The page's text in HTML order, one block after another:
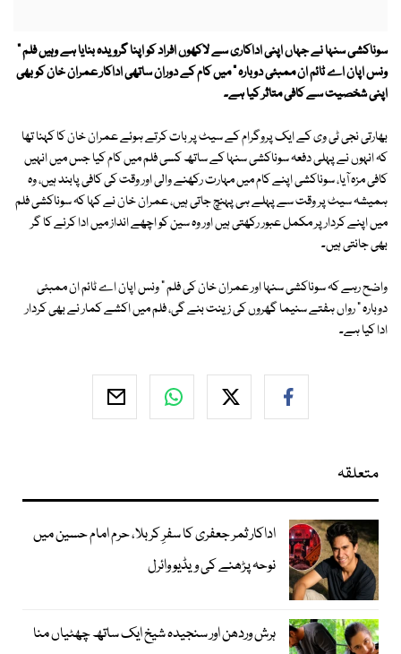
سوناکشی سنہا نے جہاں اپنی اداکاری سے لاکھوں افراد کو اپنا گرویدہ بنایا ہے وہیں فلم "
ونس اپان اے ٹائم ان ممبئی دوبارہ " میں کام کے دوران ساتھی اداکار عمران خان کو بھی
اپنی شخصیت سے کافی متاثر کیا ہے۔
بھارتی نجی ٹی وی کے ایک پروگرام کے سیٹ پر بات کرتے ہوئے عمران خان کا کہنا تھا
کہ انہوں نے پہلی دفعہ سوناکشی سنہا کے ساتھ کسی فلم میں کام کیا جس میں انہیں
کافی مزہ آیا، سوناکشی اپنے کام میں مہارت رکھنے والی اور وقت کی کافی پابند ہیں، وہ
ہمیشہ سیٹ پر وقت سے پہلے ہی پہنچ جاتی ہیں، عمران خان نے کہا کہ سوناکشی فلم
میں اپنے کردار پر مکمل عبور رکھتی ہیں اور وہ سین کو اچھے انداز میں ادا کرنے کا گر
بھی جانتی ہیں۔
واضح رہے کہ سوناکشی سنہا اور عمران خان کی فلم " ونس اپان اے ٹائم ان ممبئی
دوبارہ " رواں ہفتے سنیما گھروں کی زینت بنے گی، فلم میں اکشے کمار نے بھی کردار
ادا کیا ہے۔
متعلقہ
اداکار ثمر جعفری کا سفرِ کربلا، حرم امام حسین میں
نوحہ پڑھنے کی ویڈیو وائرل
ہرش وردھن اور سنجیدہ شیخ ایک ساتھ چھٹیاں منا